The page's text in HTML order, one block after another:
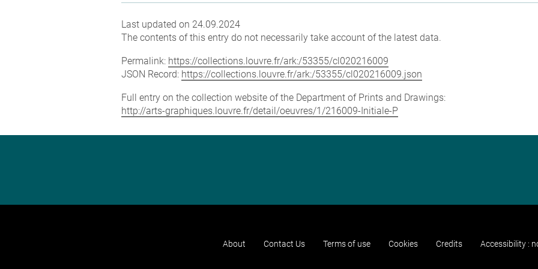
Last updated on 24.09.2024
The contents of this entry do not necessarily take account of the latest data.
Permalink: https://collections.louvre.fr/ark:/53355/cl020216009
JSON Record: https://collections.louvre.fr/ark:/53355/cl020216009.json
Full entry on the collection website of the Department of Prints and Drawings:
http://arts-graphiques.louvre.fr/detail/oeuvres/1/216009-Initiale-P
About Contact Us Terms of use Cookies Credits Accessibility :